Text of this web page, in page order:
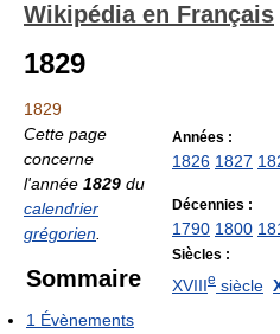
Wikipédia en Français
1829
1829
Années :
1826 1827
Décennies :
1790 1800
Siècles :
XVIIIe siècle
Cette page
concerne
l'année 1829 du
calendrier
grégorien
Sommaire
1 Évènements